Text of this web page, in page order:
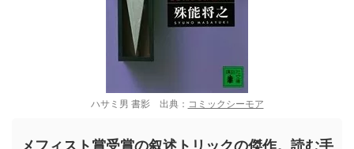
ハサミ男 書影 出典： コミックシーモア
メフィスト賞受賞の叙述トリックの傑作。読む手